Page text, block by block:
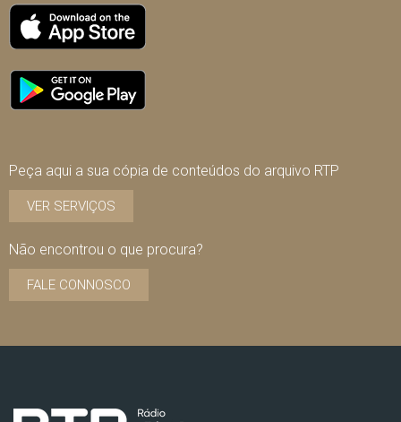
Peça aqui a sua cópia de conteúdos do arquivo RTP
VER SERVIÇOS
Não encontrou o que procura?
FALE CONNOSCO